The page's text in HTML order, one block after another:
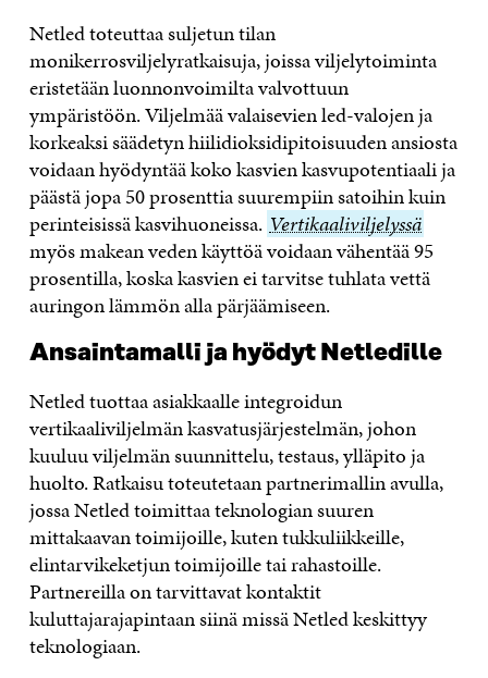
Netled toteuttaa suljetun tilan
monikerrosviljelyratkaisuja, joissa viljelytoiminta
eristetään luonnonvoimilta valvottuun
ympäristöön. Viljelmää valaisevien led-valojen ja
korkeaksi säädetyn hiilidioksidipitoisuuden ansiosta
voidaan hyödyntää koko kasvien kasvupotentiaali ja
päästä jopa 50 prosenttia suurempiin satoihin kuin
perinteisissä kasvihuoneissa. Vertikaaliviljelyssä
Vertikaaliviljelyssä
myös makean veden käyttöä voidaan vähentää 95
prosentilla, koska kasvien ei tarvitse tuhlata vettä
auringon lämmön alla pärjäämiseen.
Ansaintamalli ja hyödyt Netledille
Netled tuottaa asiakkaalle integroidun
vertikaaliviljelmän kasvatusjärjestelmän, johon
kuuluu viljelmän suunnittelu, testaus, ylläpito ja
huolto. Ratkaisu toteutetaan partnerimallin avulla,
jossa Netled toimittaa teknologian suuren
mittakaavan toimijoille, kuten tukkuliikkeille,
elintarvikeketjun toimijoille tai rahastoille.
Partnereilla on tarvittavat kontaktit
kuluttajarajapintaan siinä missä Netled keskittyy
teknologiaan.